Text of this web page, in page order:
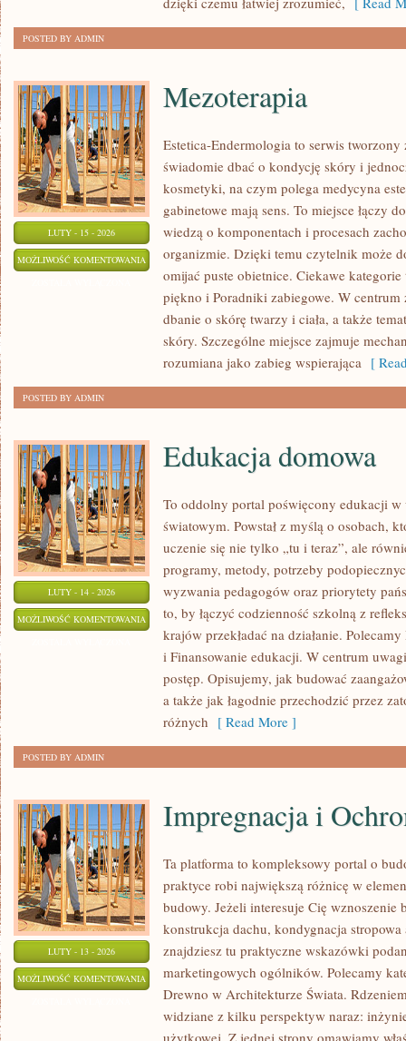
POSTED BY ADMIN
LUTY - 15 - 2026
MOŻLIWOŚĆ KOMENTOWANIA MEZOTERAPIA
Mezoterapia
Estetica-Endermologia to serwis
świadomie dbać o kondycję skóry i
kosmetyki, na czym polega medycyna
gabinetowe mają sens. To miejsce łączy
wiedzą o komponentach i procesach
organizmie. Dzięki temu czytelnik może
omijać puste obietnice. Ciekawe
piękno i Poradniki zabiegowe. W centrum
dbanie o skórę twarzy i ciała, a także
skóry. Szczególne miejsce zajmuje
rozumiana jako zabieg wspierająca [
POSTED BY ADMIN
LUTY - 14 - 2026
MOŻLIWOŚĆ KOMENTOWANIA EDUKACJA
DOMOWA
Edukacja domowa
To oddolny portal poświęcony edukacji
światowym. Powstał z myślą o osobach,
uczenie się nie tylko „tu i teraz”, ale
programy, metody, potrzeby
wyzwania pedagogów oraz priorytety
to, by łączyć codzienność szkolną z
krajów przekładać na działanie.
i Finansowanie edukacji. W centrum
postęp. Opisujemy, jak budować
a także jak łagodnie przechodzić przez
różnych [ Read More ]
POSTED BY ADMIN
LUTY - 13 - 2026
MOŻLIWOŚĆ KOMENTOWANIA IMPREGNACJA
OCHRONA
Impregnacja i
Ta platforma to kompleksowy portal o
praktyce robi największą różnicę w
budowy. Jeżeli interesuje Cię wznoszenie
konstrukcja dachu, kondygnacja
znajdziesz tu praktyczne wskazówki
marketingowych ogólników. Polecamy
Drewno w Architekturze Świata.
widziane z kilku perspektyw naraz:
użytkowej. Z jednej strony omawiamy